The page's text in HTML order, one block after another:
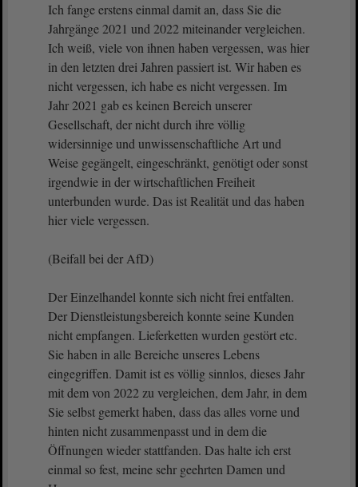
Ich fange erstens einmal damit an, dass Sie die
Jahrgänge 2021 und 2022 miteinander vergleichen.
Ich weiß, viele von ihnen haben vergessen, was hier
in den letzten drei Jahren passiert ist. Wir haben es
nicht vergessen, ich habe es nicht vergessen. Im
Jahr 2021 gab es keinen Bereich unserer
Gesellschaft, der nicht durch ihre völlig
widersinnige und unwissenschaftliche Art und
Weise gegängelt, eingeschränkt, genötigt oder sonst
irgendwie in der wirtschaftlichen Freiheit
unterbunden wurde. Das ist Realität und das haben
hier viele vergessen.
(Beifall bei der AfD)
Der Einzelhandel konnte sich nicht frei entfalten.
Der Dienstleistungsbereich konnte seine Kunden
nicht empfangen. Lieferketten wurden gestört etc.
Sie haben in alle Bereiche unseres Lebens
eingegriffen. Damit ist es völlig sinnlos, dieses Jahr
mit dem von 2022 zu vergleichen, dem Jahr, in dem
Sie selbst gemerkt haben, dass das alles vorne und
hinten nicht zusammenpasst und in dem die
Öffnungen wieder stattfanden. Das halte ich erst
einmal so fest, meine sehr geehrten Damen und